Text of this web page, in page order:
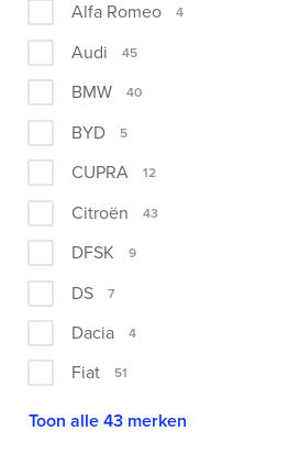
Alfa Romeo 4
Audi 45
BMW 40
BYD 5
CUPRA 12
Citroën 43
DFSK 9
DS 7
Dacia 4
Fiat 51
Toon alle 43 merken